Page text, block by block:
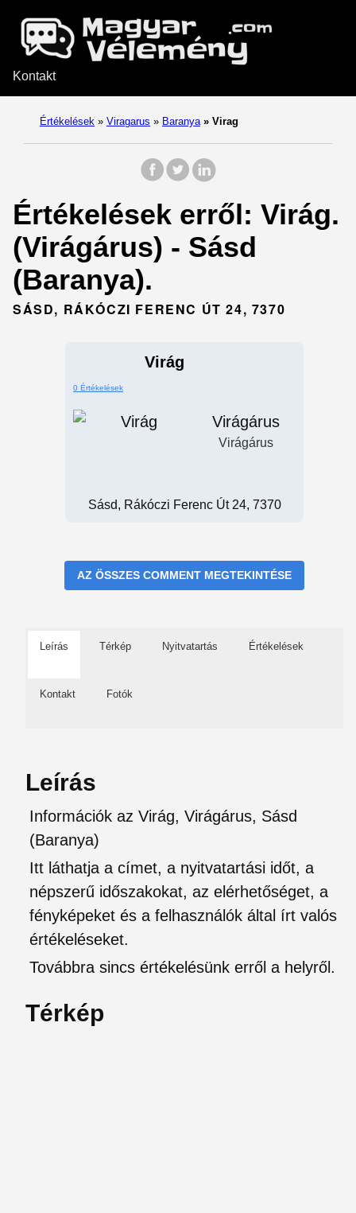
Kontakt
Értékelések » Viragarus » Baranya » Virag
Értékelések erről: Virág.
(Virágárus) - Sásd
(Baranya).
SÁSD, RÁKÓCZI FERENC ÚT 24, 7370
Virág
0 Értékelések
Virágárus
Virágárus
Sásd, Rákóczi Ferenc Út 24, 7370
AZ ÖSSZES COMMENT MEGTEKINTÉSE
Leírás Térkép Nyitvatartás Értékelések
Kontakt Fotók
Leírás
Információk az Virág, Virágárus, Sásd
(Baranya)
Itt láthatja a címet, a nyitvatartási időt, a
népszerű időszakokat, az elérhetőséget, a
fényképeket és a felhasználók által írt valós
értékeléseket.
Továbbra sincs értékelésünk erről a helyről.
Térkép